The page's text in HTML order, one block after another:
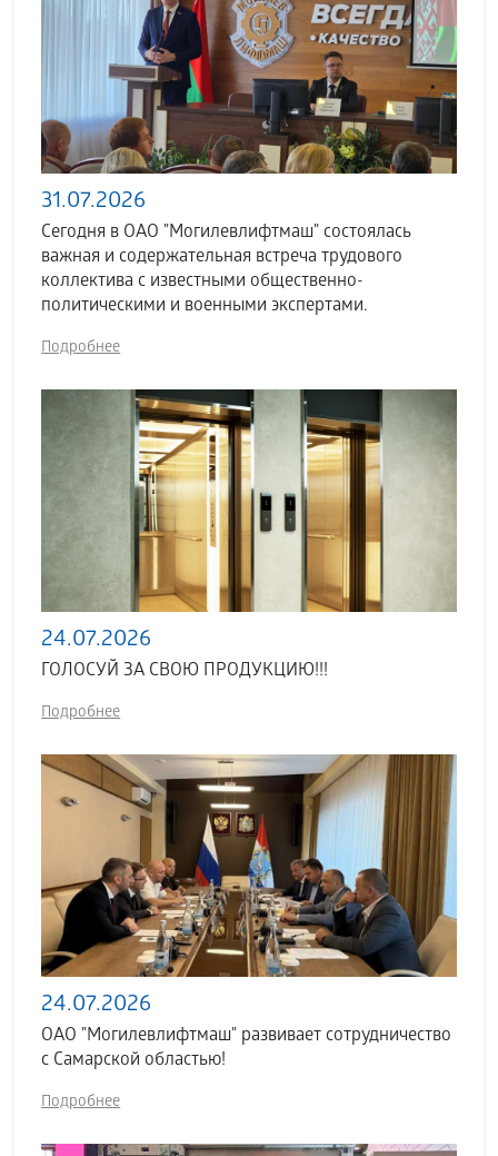
31.07.2026
Сегодня в ОАО "Могилевлифтмаш" состоялась
важная и содержательная встреча трудового
коллектива с известными общественно-
политическими и военными экспертами.
Подробнее
24.07.2026
ГОЛОСУЙ ЗА СВОЮ ПРОДУКЦИЮ!!!
Подробнее
24.07.2026
ОАО "Могилевлифтмаш" развивает сотрудничество
с Самарской областью!
Подробнее